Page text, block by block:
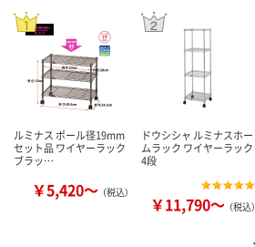
ルミナス ポール径19mm
セット品 ワイヤーラック
ブラッ…
￥5,420～ （税込）
ドウシシャ ルミナスホー
ムラック ワイヤーラック
4段
￥11,790～ （税込）